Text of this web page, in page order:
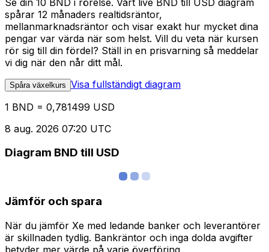
spårar 12 månaders realtidsräntor,
mellanmarknadsräntor och visar exakt hur mycket dina
pengar var värda när som helst. Vill du veta när kursen
rör sig till din fördel? Ställ in en prisvarning så meddelar
vi dig när den når ditt mål.
Spåra växelkurs Visa fullständigt diagram
1 BND = 0,781499 USD
8 aug. 2026 07:20 UTC
Diagram BND till USD
Jämför och spara
När du jämför Xe med ledande banker och leverantörer
är skillnaden tydlig. Bankräntor och inga dolda avgifter
betyder mer värde på varje överföring.